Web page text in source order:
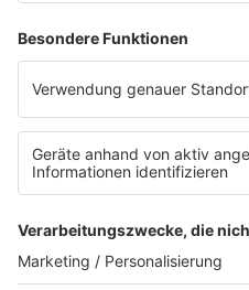
Wie unterstützt
Magnesium das
Immunsystem?